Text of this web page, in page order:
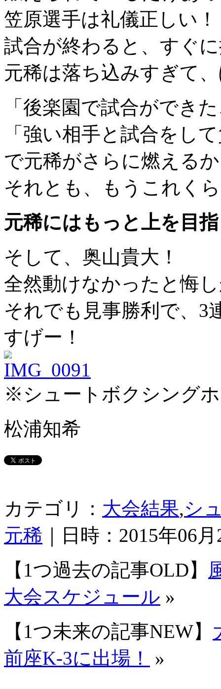
笠原選手は礼儀正しい！
試合が終わると、すぐ
元稀は落ち込みすぎて
「後楽園で試合ができ
「強い相手と試合をし
で元稀がさらに燃える
それとも、もうこれく
元稀にはもっと上を目
そして、奥山貴大！
全然動けなかったと悔
それでも見事勝利で、3
すげー！
※シュートボクシング
松浦知希
カテゴリ： 大会結果,シ
元稀 ｜日時：2015年06
【1つ過去の記事OLD】
大会スケジュール »
【1つ未来の記事NEW】
前座K-3に出場！
»